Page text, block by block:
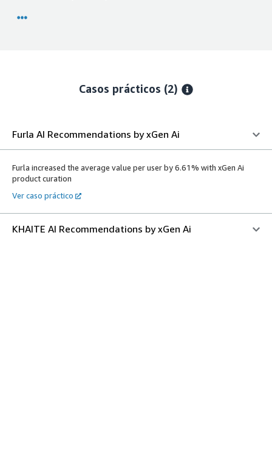
Casos prácticos (2)
Furla AI Recommendations by xGen Ai
Furla increased the average value per user by 6.61% with xGen Ai
product curation
Ver caso práctico
KHAITE AI Recommendations by xGen Ai